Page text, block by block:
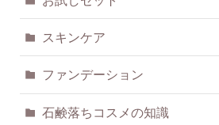
スキンケア
ファンデーション
石鹸落ちコスメの知識